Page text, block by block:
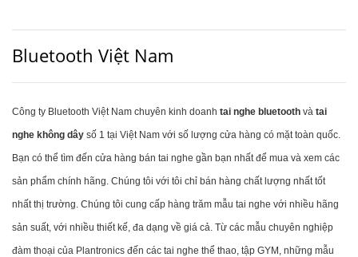
Bluetooth Việt Nam
Công ty Bluetooth Việt Nam chuyên kinh doanh tai nghe bluetooth và tai
nghe không dây số 1 tại Việt Nam với số lượng cửa hàng có mặt toàn quốc.
Bạn có thể tìm đến cửa hàng bán tai nghe gần bạn nhất để mua và xem các
sản phẩm chính hãng. Chúng tôi với tôi chỉ bán hàng chất lượng nhất tốt
nhất thị trường. Chúng tôi cung cấp hàng trăm mẫu tai nghe với nhiều hãng
sản suất, với nhiều thiết kế, đa dạng về giá cả. Từ các mẫu chuyên nghiệp
đàm thoại của Plantronics đến các tai nghe thể thao, tập GYM, những mẫu